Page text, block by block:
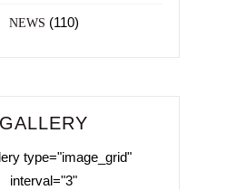
NEWS (110)
GALLERY
type="image_grid"
interval="3"